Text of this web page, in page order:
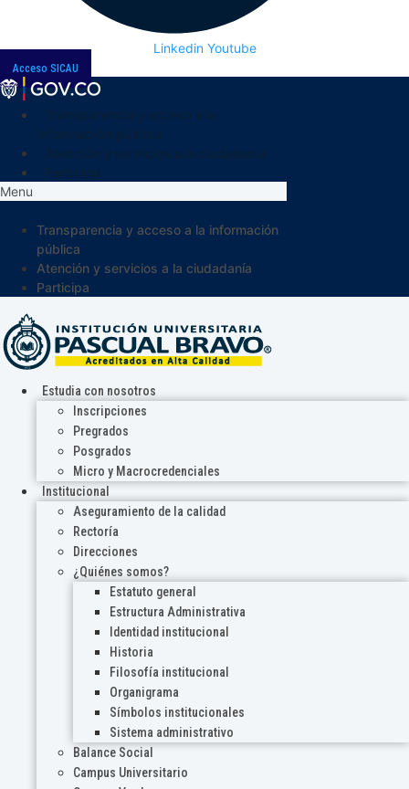
Linkedin Youtube
Acceso SICAU
Menu
Transparencia y acceso a la información
pública
Atención y servicios a la ciudadanía
Participa
Estudia con nosotros
Inscripciones
Pregrados
Posgrados
Micro y Macrocredenciales
Institucional
Aseguramiento de la calidad
Rectoría
Direcciones
¿Quiénes somos?
Estatuto general
Estructura Administrativa
Identidad institucional
Historia
Filosofía institucional
Organigrama
Símbolos institucionales
Sistema administrativo
Balance Social
Campus Universitario